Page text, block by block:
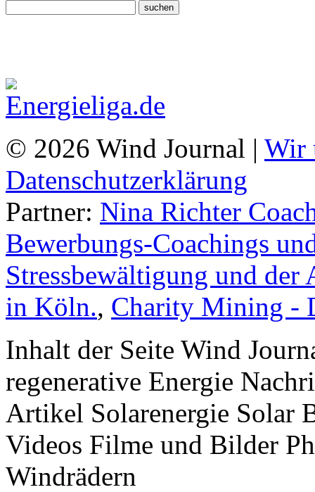
© 2026 Wind Journal | Wir
Datenschutzerklärung
Partner: Nina Richter
Bewerbungs-Coachings
Stressbewältigung und
in Köln., Charity Mining -
Inhalt der Seite Wind
regenerative Energie
Artikel Solarenergie Solar
Videos Filme und Bilder
Windrädern